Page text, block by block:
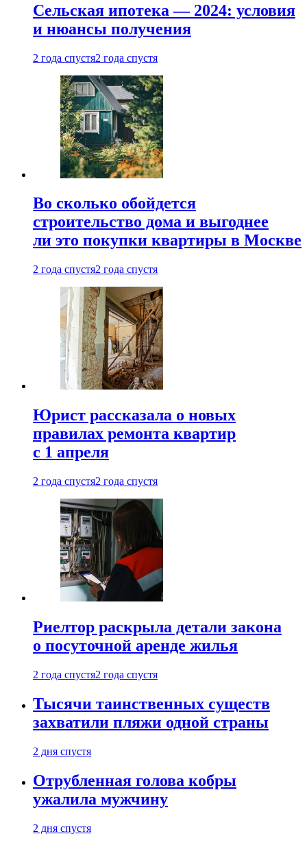
Сельская ипотека — 2024: условия
и нюансы получения
2 года спустя2 года спустя
Во сколько обойдется
строительство дома и выгоднее
ли это покупки квартиры в Москве
2 года спустя2 года спустя
Юрист рассказала о новых
правилах ремонта квартир
с 1 апреля
2 года спустя2 года спустя
Риелтор раскрыла детали закона
о посуточной аренде жилья
2 года спустя2 года спустя
Тысячи таинственных существ
захватили пляжи одной страны
2 дня спустя
Отрубленная голова кобры
ужалила мужчину
2 дня спустя